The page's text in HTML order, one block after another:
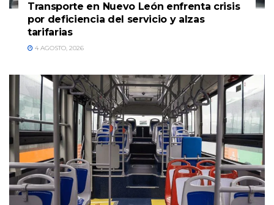
Transporte en Nuevo León enfrenta crisis
por deficiencia del servicio y alzas
tarifarias
4 AGOSTO, 2026